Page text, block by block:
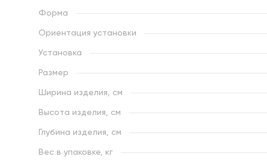
Форма
Ориентация установки
Установка
Размер
Ширина изделия, см
Высота изделия, см
Глубина изделия, см
Вес в упаковке, кг